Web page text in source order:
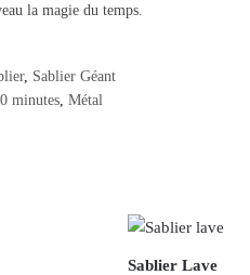
la magie du temps.
, Sablier Géant
minutes, Métal
Sablier Lave